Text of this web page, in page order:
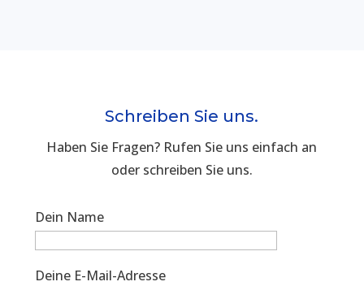
Schreiben Sie uns.
Haben Sie Fragen? Rufen Sie uns einfach an
oder schreiben Sie uns.
Dein Name
Deine E-Mail-Adresse